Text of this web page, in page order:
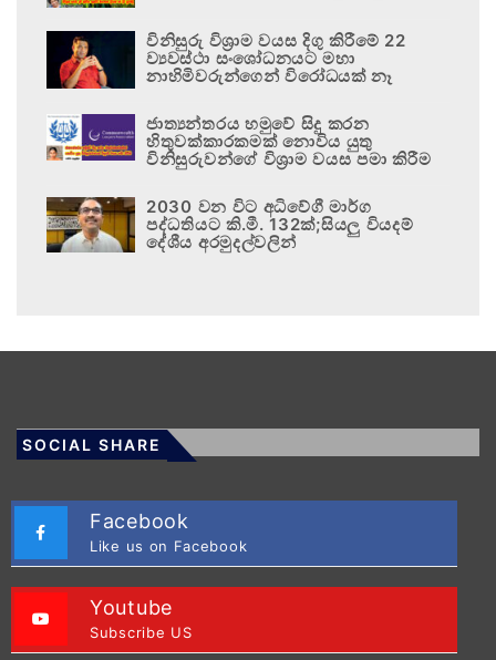
විනිසුරු විශ්‍රාම වයස දිගු කිරීමේ 22
ව්‍යවස්ථා සංශෝධනයට මහා
නාහිමිවරුන්ගෙන් විරෝධයක් නෑ
ජාත්‍යන්තරය හමුවේ සිදු කරන
හිතුවක්කාරකමක් නොවිය යුතු
විනිසුරුවන්ගේ විශ්‍රාම වයස පමා කිරීම
2030 වන විට අධිවේගී මාර්ග
පද්ධතියට කි.මී. 132ක්;සියලු වියදම්
දේශීය අරමුදල්වලින්
SOCIAL SHARE
Facebook
Like us on Facebook
Youtube
Subscribe US